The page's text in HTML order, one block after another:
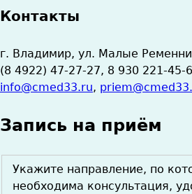
Контакты
г. Владимир, ул. Малые
(8 4922) 47-27-27, 8 930 221-45-
info@cmed33.ru,
Запись на приём
Укажите направление, по
необходима консультация,